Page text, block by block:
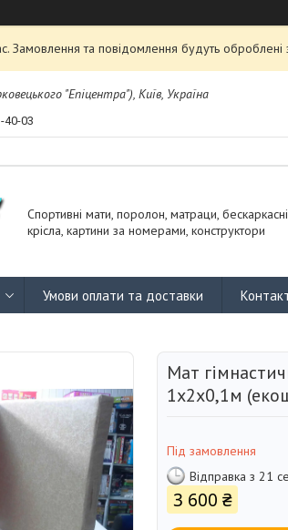
Замовлення та повідомлення будуть
"Епіцентра"), Київ, Україна
40-03
Спортивні мати, поролон, матраци, бескаркасні
крісла, картини за номерами, конструктори
Умови оплати та доставки
Мат
1х2х0,1м
Під замовлення
Відправка з 21
3 600 ₴